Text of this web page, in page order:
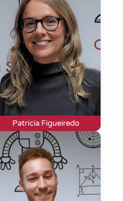
Patrícia Figueiredo